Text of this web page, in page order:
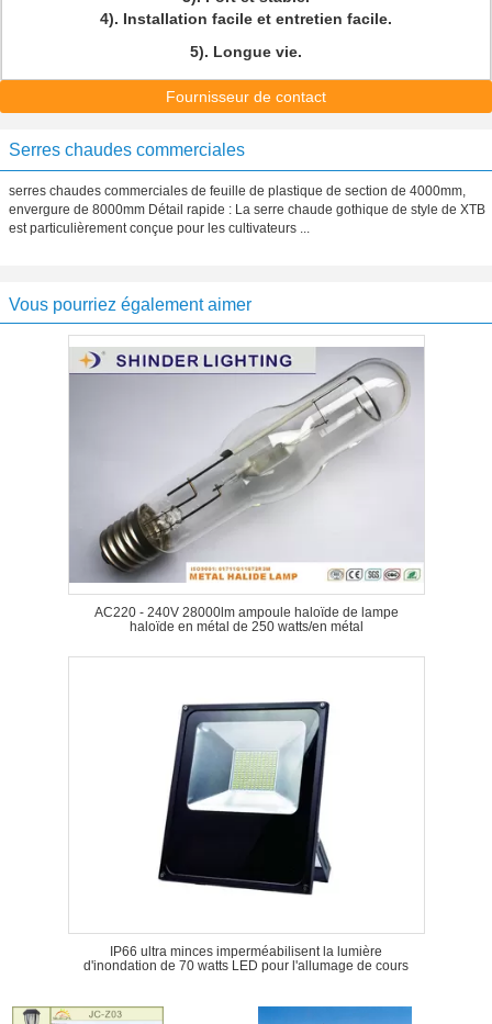
4). Installation facile et entretien facile.
5). Longue vie.
Fournisseur de contact
Serres chaudes commerciales
serres chaudes commerciales de feuille de plastique de section de 4000mm,
envergure de 8000mm Détail rapide : La serre chaude gothique de style de XTB
est particulièrement conçue pour les cultivateurs ...
Vous pourriez également aimer
AC220 - 240V 28000lm ampoule haloïde de lampe
haloïde en métal de 250 watts/en métal
IP66 ultra minces imperméabilisent la lumière
d'inondation de 70 watts LED pour l'allumage de cours